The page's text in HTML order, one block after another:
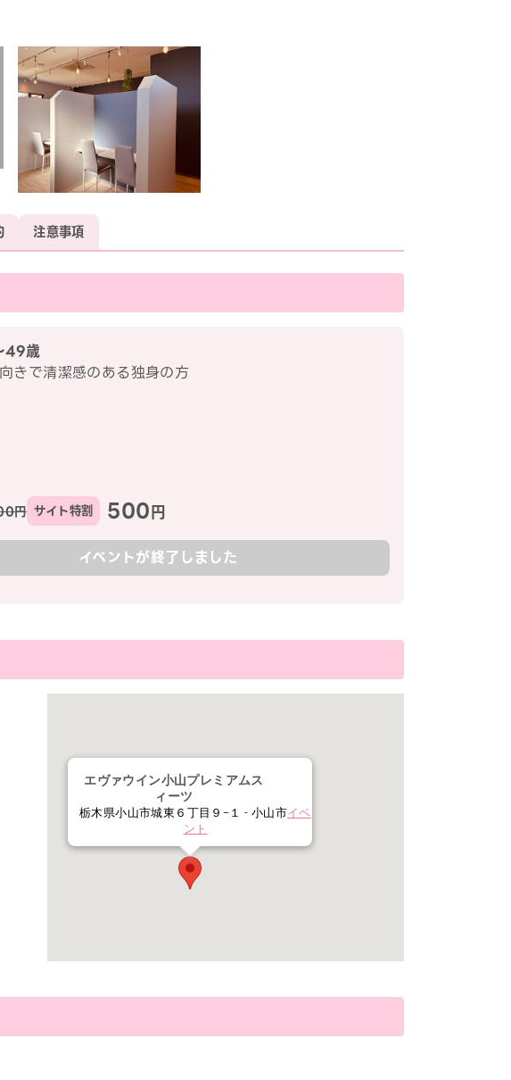
注意事項
49歳
きで清潔感のある独身の方
円 サイト特割 500円
イベントが終了しました
エヴァウイン小山プレミアムス
ィーツ
栃木県小山市城東６丁目９−１ - 小山市イベ
ント